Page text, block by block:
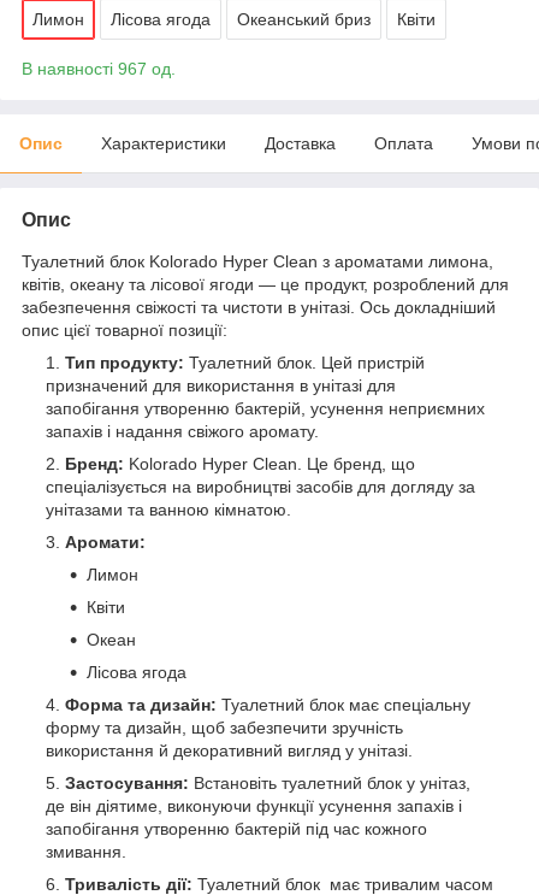
Лимон Лісова ягода Океанський бриз Квіти
В наявності 967 од.
Опис Характеристики Доставка Оплата Умови
Опис
Туалетний блок Kolorado Hyper Clean з ароматами лимона,
квітів, океану та лісової ягоди — це продукт, розроблений для
забезпечення свіжості та чистоти в унітазі. Ось докладніший
опис цієї товарної позиції:
Тип продукту: Туалетний блок. Цей пристрій
призначений для використання в унітазі для
запобігання утворенню бактерій, усунення неприємних
запахів і надання свіжого аромату.
Бренд: Kolorado Hyper Clean. Це бренд, що
спеціалізується на виробництві засобів для догляду за
унітазами та ванною кімнатою.
Аромати:
Лимон
Квіти
Океан
Лісова ягода
Форма та дизайн: Туалетний блок має спеціальну
форму та дизайн, щоб забезпечити зручність
використання й декоративний вигляд у унітазі.
Застосування: Встановіть туалетний блок у унітаз,
де він діятиме, виконуючи функції усунення запахів і
запобігання утворенню бактерій під час кожного
змивання.
Тривалість дії: Туалетний блок має тривалим часом